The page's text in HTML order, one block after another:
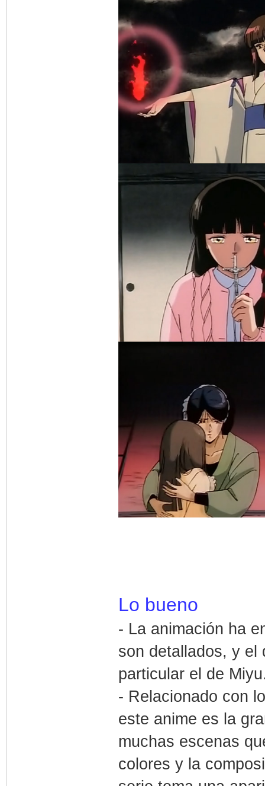
Lo bueno
- La animación ha
son detallados, y el
particular el de
- Relacionado con
este anime es la
muchas escenas
colores y la